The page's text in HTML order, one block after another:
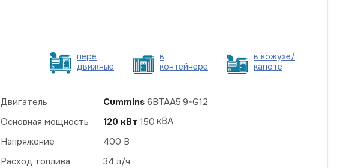
пере
движные
в
контейнере
в кожухе/
капоте
Двигатель Cummins 6BTAA5.9-G12
Основная мощность
120 кВт 150
Напряжение
400 В
Расход топлива
34 л/ч